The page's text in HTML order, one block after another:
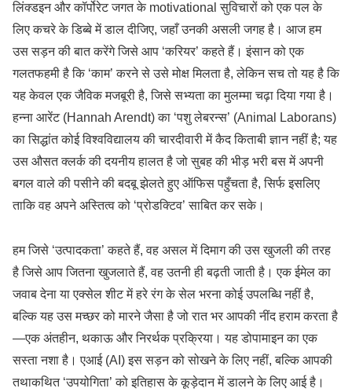
लिंक्डइन और कॉर्पोरेट जगत के motivational सुविचारों को एक पल के
लिए कचरे के डिब्बे में डाल दीजिए, जहाँ उनकी असली जगह है। आज हम
उस सड़न की बात करेंगे जिसे आप ‘करियर’ कहते हैं। इंसान को एक
गलतफहमी है कि ‘काम’ करने से उसे मोक्ष मिलता है, लेकिन सच तो यह है कि
यह केवल एक जैविक मजबूरी है, जिसे सभ्यता का मुलम्मा चढ़ा दिया गया है।
हन्ना आरेंट (Hannah Arendt) का ‘पशु लेबरन्स’ (Animal Laborans)
का सिद्धांत कोई विश्वविद्यालय की चारदीवारी में कैद किताबी ज्ञान नहीं है; यह
उस औसत क्लर्क की दयनीय हालत है जो सुबह की भीड़ भरी बस में अपनी
बगल वाले की पसीने की बदबू झेलते हुए ऑफिस पहुँचता है, सिर्फ इसलिए
ताकि वह अपने अस्तित्व को ‘प्रोडक्टिव’ साबित कर सके।
हम जिसे ‘उत्पादकता’ कहते हैं, वह असल में दिमाग की उस खुजली की तरह
है जिसे आप जितना खुजलाते हैं, वह उतनी ही बढ़ती जाती है। एक ईमेल का
जवाब देना या एक्सेल शीट में हरे रंग के सेल भरना कोई उपलब्धि नहीं है,
बल्कि यह उस मच्छर को मारने जैसा है जो रात भर आपकी नींद हराम करता है
—एक अंतहीन, थकाऊ और निरर्थक प्रक्रिया। यह डोपामाइन का एक
सस्ता नशा है। एआई (AI) इस सड़न को सोखने के लिए नहीं, बल्कि आपकी
तथाकथित ‘उपयोगिता’ को इतिहास के कूड़ेदान में डालने के लिए आई है।